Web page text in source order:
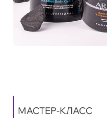
МАСТЕР-КЛАСС